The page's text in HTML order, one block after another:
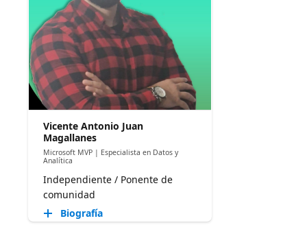
Vicente Antonio Juan
Magallanes
Microsoft MVP | Especialista en Datos y
Analítica
Independiente / Ponente de
comunidad
Biografía